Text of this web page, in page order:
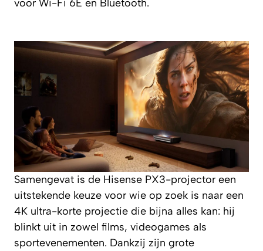
voor Wi-Fi 6E en Bluetooth.
Samengevat is de Hisense PX3-projector een
uitstekende keuze voor wie op zoek is naar een
4K ultra-korte projectie die bijna alles kan: hij
blinkt uit in zowel films, videogames als
sportevenementen. Dankzij zijn grote